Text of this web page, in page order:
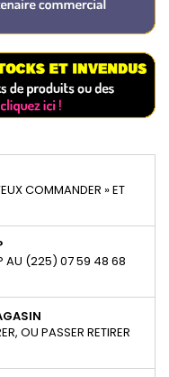
COMMANDER » ET
AU (225) 07 59 48 68
OU PASSER RETIRER